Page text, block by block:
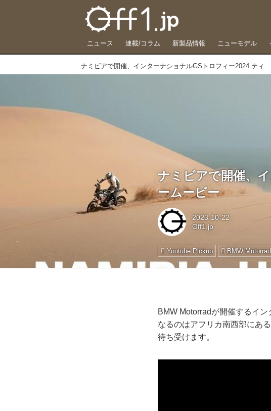
ニュース 連載/コラム 新製品情報 ニューモデル
ナミビアで開催、インターナショナルGSトロフィー2024 ティザームービー
ナミビアで開催、
ームービー
2023-10-22
Off1.jp
Youtube Pickup BMW Motorrad
BMW Motorradが開催するイ
なるのはアフリカ南西部にあ
待ち受けます。